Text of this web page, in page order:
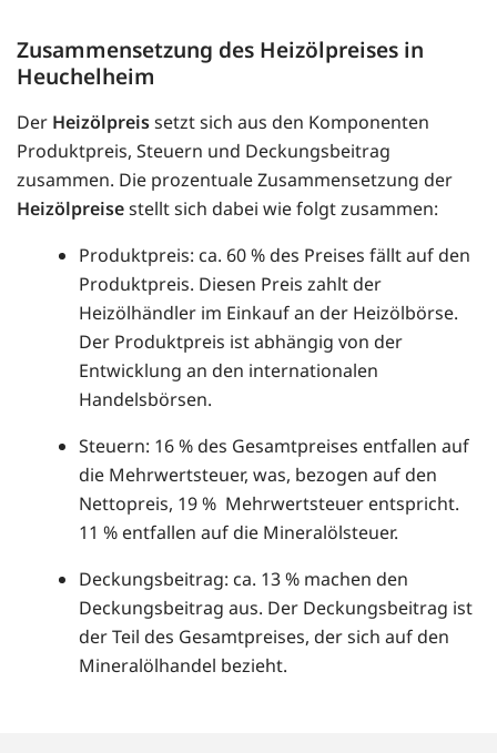
Zusammensetzung des Heizölpreises in
Heuchelheim
Der Heizölpreissetzt sich aus den Komponenten
Produktpreis, Steuern und Deckungsbeitrag
zusammen. Die prozentuale Zusammensetzung der
Heizölpreisestellt sich dabei wie folgt zusammen:
Produktpreis: ca. 60 % des Preises fällt auf den
Produktpreis. Diesen Preis zahlt der
Heizölhändler im Einkauf an der Heizölbörse.
Der Produktpreis ist abhängig von der
Entwicklung an den internationalen
Handelsbörsen.
Steuern: 16 % des Gesamtpreises entfallen auf
die Mehrwertsteuer, was, bezogen auf den
Nettopreis, 19 % Mehrwertsteuer entspricht.
11 % entfallen auf die Mineralölsteuer.
Deckungsbeitrag: ca. 13 % machen den
Deckungsbeitrag aus. Der Deckungsbeitrag ist
der Teil des Gesamtpreises, der sich auf den
Mineralölhandel bezieht.